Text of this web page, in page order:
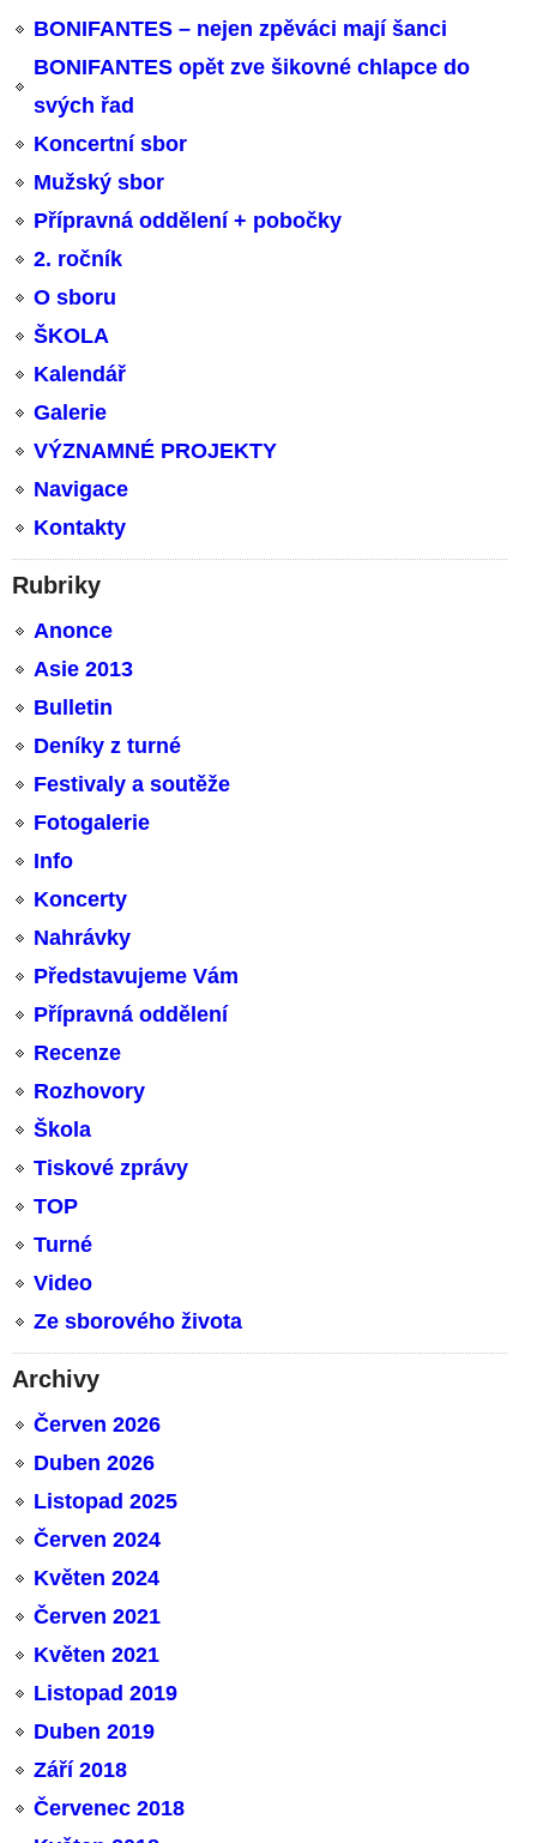
BONIFANTES – nejen zpěváci mají šanci
BONIFANTES opět zve šikovné chlapce do
svých řad
Koncertní sbor
Mužský sbor
Přípravná oddělení + pobočky
2. ročník
O sboru
ŠKOLA
Kalendář
Galerie
VÝZNAMNÉ PROJEKTY
Navigace
Kontakty
Rubriky
Anonce
Asie 2013
Bulletin
Deníky z turné
Festivaly a soutěže
Fotogalerie
Info
Koncerty
Nahrávky
Představujeme Vám
Přípravná oddělení
Recenze
Rozhovory
Škola
Tiskové zprávy
TOP
Turné
Video
Ze sborového života
Archivy
Červen 2026
Duben 2026
Listopad 2025
Červen 2024
Květen 2024
Červen 2021
Květen 2021
Listopad 2019
Duben 2019
Září 2018
Červenec 2018